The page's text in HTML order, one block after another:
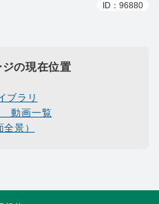
ID：96880
ジの現在位置
ブラリ
動画一覧
景）